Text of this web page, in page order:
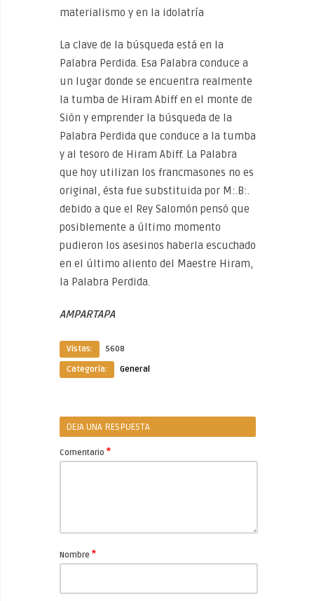
materialismo y en la idolatría
La clave de la búsqueda está en la
Palabra Perdida. Esa Palabra conduce a
un lugar donde se encuentra realmente
la tumba de Hiram Abiff en el monte de
Sión y emprender la búsqueda de la
Palabra Perdida que conduce a la tumba
y al tesoro de Hiram Abiff. La Palabra
que hoy utilizan los francmasones no es
original, ésta fue substituida por M:.B:.
debido a que el Rey Salomón pensó que
posiblemente a último momento
pudieron los asesinos haberla escuchado
en el último aliento del Maestre Hiram,
la Palabra Perdida.
AMPARTAPA
Vistas:
5608
Categoría:
General
DEJA UNA RESPUESTA
Comentario *
Nombre *